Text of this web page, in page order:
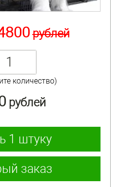
рублей
количество)
рублей
1 штуку
заказ